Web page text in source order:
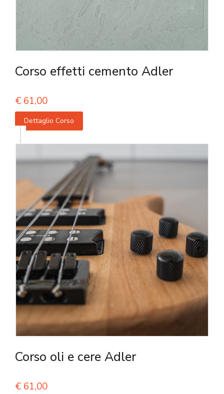
Corso effetti cemento Adler
€ 61,00
Dettaglio Corso
Corso oli e cere Adler
€ 61,00